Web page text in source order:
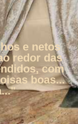
e netos
redor das
com
boas...